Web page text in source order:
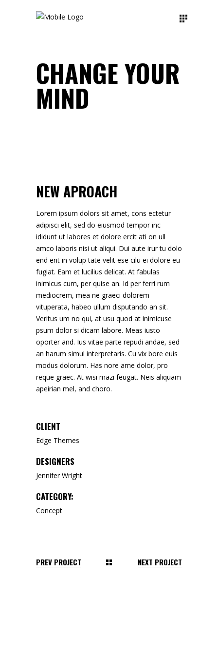
CHANGE YOUR
MIND
NEW APROACH
Lorem ipsum dolors sit amet, cons ectetur
adipisci elit, sed do eiusmod tempor inc
ididunt ut labores et dolore ercit ati on ull
amco laboris nisi ut aliqui. Dui aute irur tu dolo
end erit in volup tate velit ese cilu ei dolore eu
fugiat. Eam et lucilius delicat. At fabulas
inimicus cum, per quise an. Id per ferri rum
mediocrem, mea ne graeci dolorem
vituperata, habeo ullum disputando an sit.
Veritus um no qui, at usu quod at inimicuse
psum dolor si dicam labore. Meas iusto
oporter and. Ius vitae parte repudi andae, sed
an harum simul interpretaris. Cu vix bore euis
modus dolorum. Has nore ame dolor, pro
reque graec. At wisi mazi feugat. Neis aliquam
apeirian mel, and choro.
CLIENT
Edge Themes
DESIGNERS
Jennifer Wright
CATEGORY:
Concept
PREV PROJECT NEXT PROJECT